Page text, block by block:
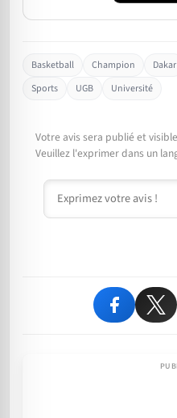
Basketball Champion Dakar
Sports
UGB Université
Votre avis sera publié et
Veuillez l'exprimer dans un
Commentaire